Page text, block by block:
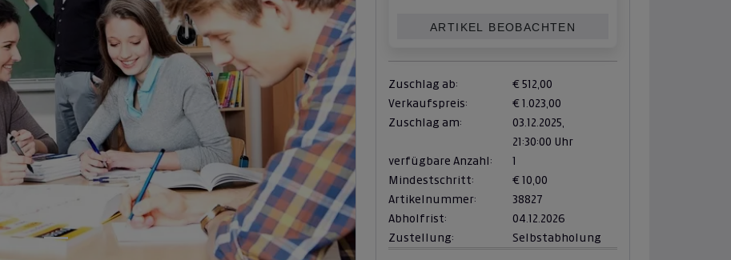
ARTIKEL BEOBACHTEN
Zuschlag ab:
€ 512,00
Verkaufspreis:
€ 1.023,00
Zuschlag am:
03.12.2025,
21:30:00 Uhr
verfügbare Anzahl:
1
Mindestschritt:
€ 10,00
Artikelnummer:
38827
Abholfrist:
04.12.2026
Zustellung:
Selbstabholung